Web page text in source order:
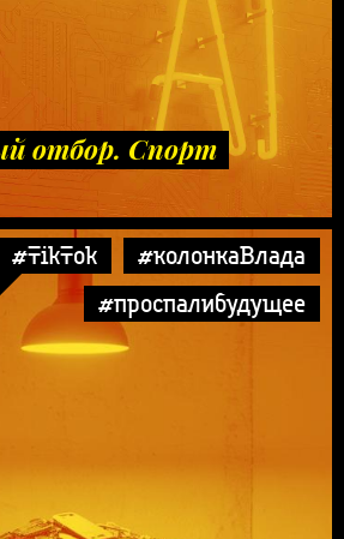
отбор. Спорт
#TikTok
#колонкаВлада
#проспалибудущее